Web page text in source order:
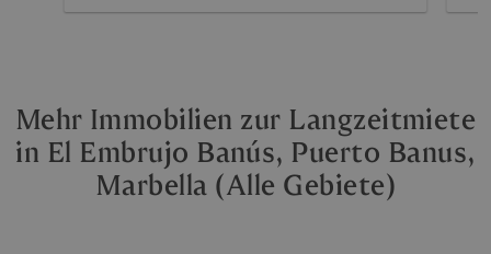
Mehr Immobilien zur Langzeitmiete
in El Embrujo Banús, Puerto Banus,
Marbella (Alle Gebiete)